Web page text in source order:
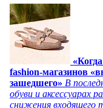
fashion-магазинов
зашедшего» В
обуви и аксессуарах
снижения входящего